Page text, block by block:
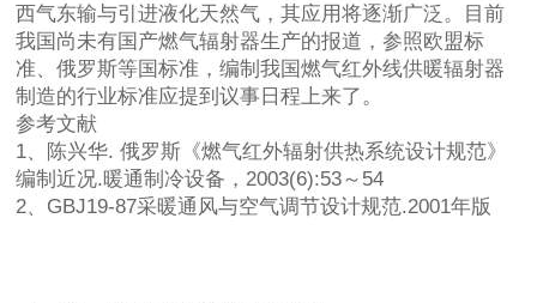
西气东输与引进液化天然气，其应用将逐渐广泛。目前
我国尚未有国产燃气辐射器生产的报道，参照欧盟标
准、俄罗斯等国标准，编制我国燃气红外线供暖辐射器
制造的行业标准应提到议事日程上来了。
参考文献
1、陈兴华. 俄罗斯《燃气红外辐射供热系统设计规范》
编制近况.暖通制冷设备，2003(6):53～54
2、GBJ19-87采暖通风与空气调节设计规范.2001年版